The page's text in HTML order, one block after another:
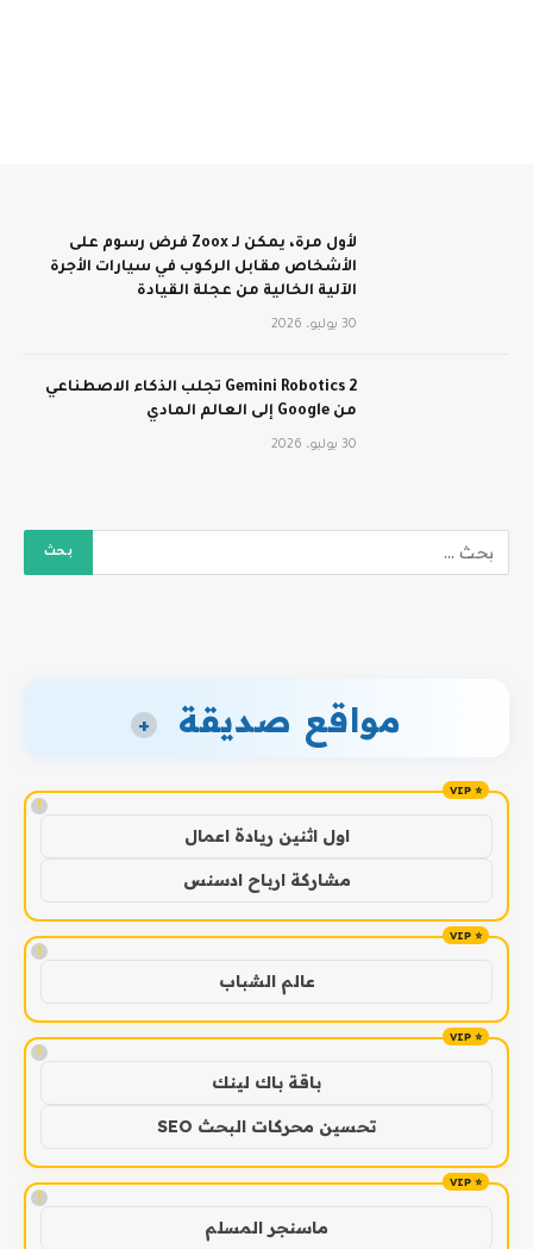
لأول مرة، يمكن لـ Zoox فرض رسوم على
الأشخاص مقابل الركوب في سيارات الأجرة
الآلية الخالية من عجلة القيادة
30 يوليو، 2026
Gemini Robotics 2 تجلب الذكاء الاصطناعي
من Google إلى العالم المادي
30 يوليو، 2026
مواقع صديقة +
!
اول اثنين ريادة اعمال
مشاركة ارباح ادسنس
!
عالم الشباب
!
باقة باك لينك
تحسين محركات البحث SEO
!
ماسنجر المسلم